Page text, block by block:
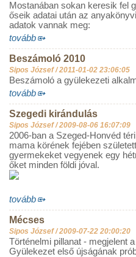
Mostanában sokan keresik fel
őseik adatai után az
adatok vannak meg:
tovább
Beszámoló 2010
Sipos József /2011-01-02 23:06:05
Beszámoló a gyülekezeti
tovább
Szegedi kirándulás
Sipos József /2009-08-06 16:07:09
2006-ban a Szeged-Honvéd
mama körének fejében
gyermekeket vegyenek egy
őket minden földi jóval.
tovább
Mécses
Sipos József /2009-07-22 20:00:20
Történelmi pillanat - megjelent
Gyülekezet első újságának